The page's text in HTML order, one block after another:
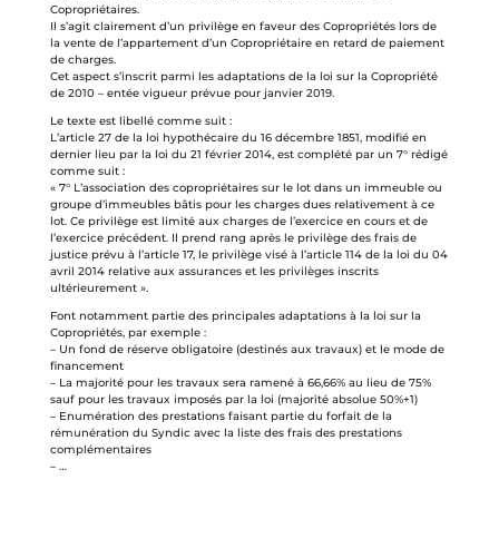
Copropriétaires.
Il s’agit clairement d’un privilège en faveur des Copropriétés lors de
la vente de l’appartement d’un Copropriétaire en retard de paiement
de charges.
Cet aspect s’inscrit parmi les adaptations de la loi sur la Copropriété
de 2010 – entée vigueur prévue pour janvier 2019.
Le texte est libellé comme suit :
L’article 27 de la loi hypothécaire du 16 décembre 1851, modifié en
dernier lieu par la loi du 21 février 2014, est complété par un 7° rédigé
comme suit :
« 7° L’association des copropriétaires sur le lot dans un immeuble ou
groupe d’immeubles bâtis pour les charges dues relativement à ce
lot. Ce privilège est limité aux charges de l’exercice en cours et de
l’exercice précédent. Il prend rang après le privilège des frais de
justice prévu à l’article 17, le privilège visé à l’article 114 de la loi du 04
avril 2014 relative aux assurances et les privilèges inscrits
ultérieurement ».
Font notamment partie des principales adaptations à la loi sur la
Copropriétés, par exemple :
– Un fond de réserve obligatoire (destinés aux travaux) et le mode de
financement
– La majorité pour les travaux sera ramené à 66,66% au lieu de 75%
sauf pour les travaux imposés par la loi (majorité absolue 50%+1)
– Enumération des prestations faisant partie du forfait de la
rémunération du Syndic avec la liste des frais des prestations
complémentaires
– …